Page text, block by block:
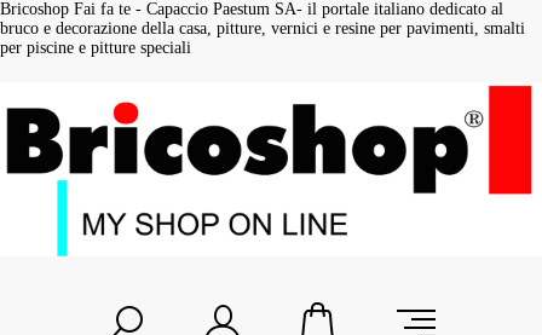
Bricoshop Fai fa te - Capaccio Paestum SA- il portale italiano dedicato al
bruco e decorazione della casa, pitture, vernici e resine per pavimenti, smalti
per piscine e pitture speciali